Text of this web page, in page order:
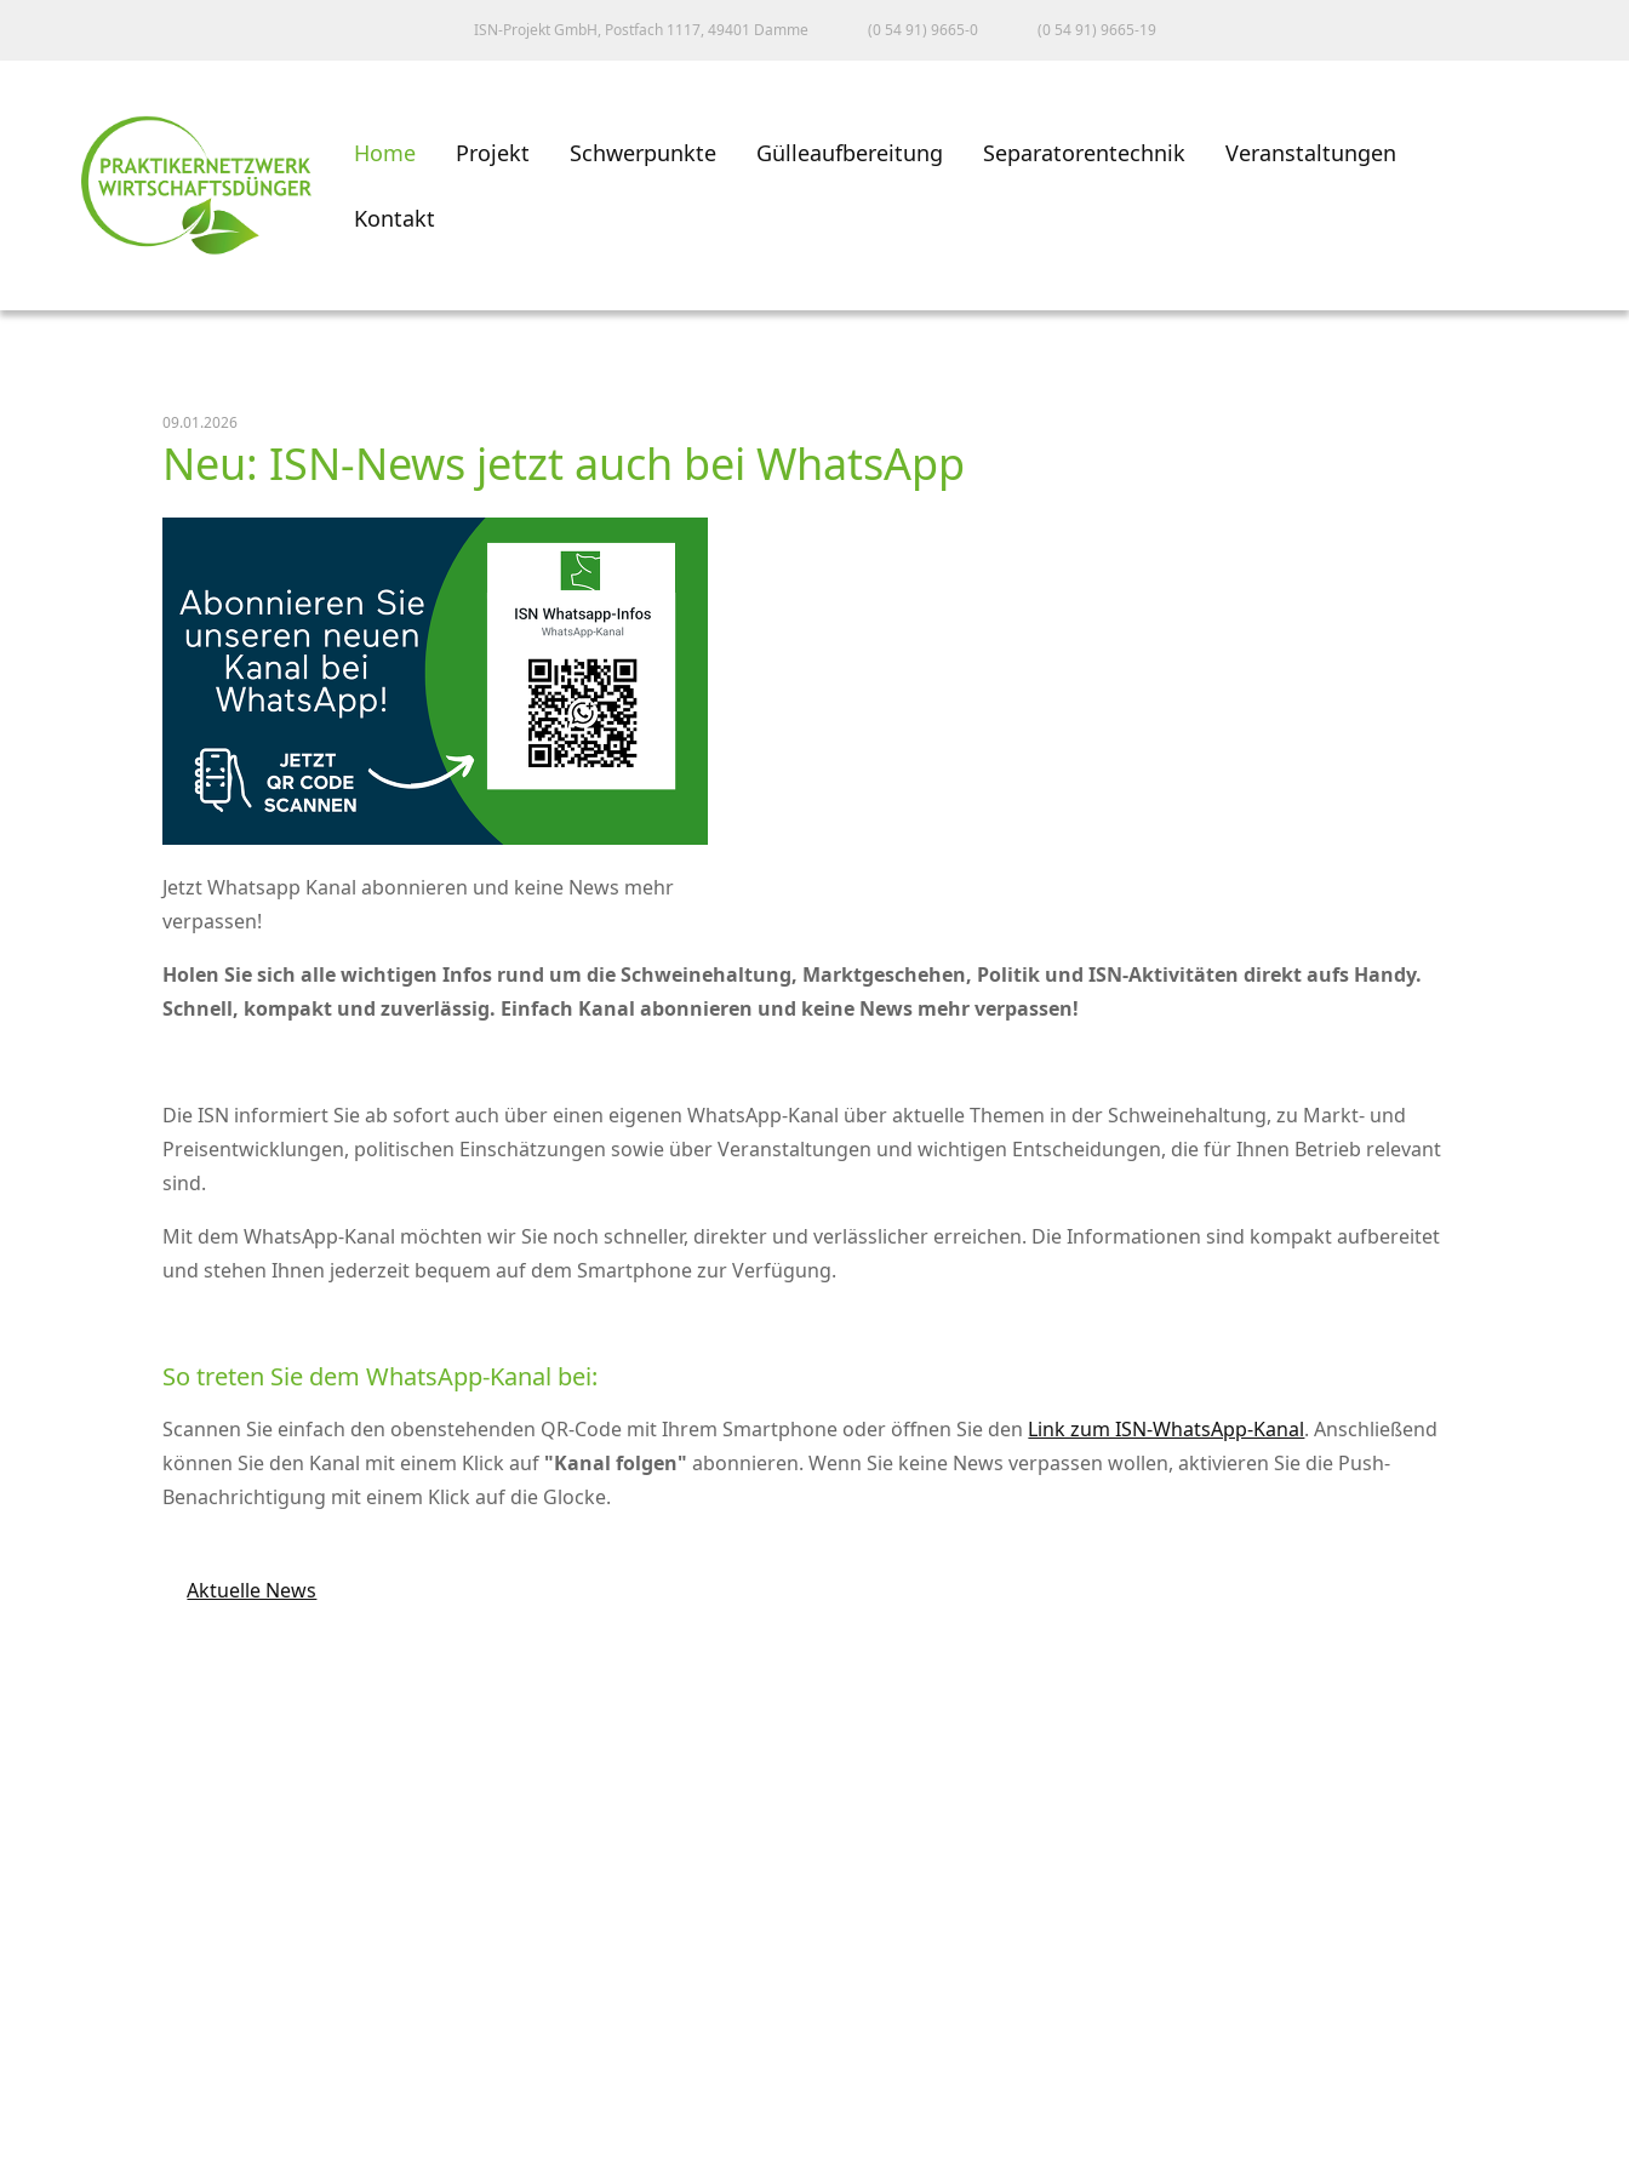
ISN-Projekt GmbH, Postfach 1117, 49401 Damme (0 54 91) 9665-0 (0 54 91) 9665-19
Home Projekt Schwerpunkte Gülleaufbereitung Separatorentechnik Veranstaltungen
Kontakt
09.01.2026
Neu: ISN-News jetzt auch bei WhatsApp
Jetzt Whatsapp Kanal abonnieren und keine News mehr
verpassen!
Holen Sie sich alle wichtigen Infos rund um die Schweinehaltung, Marktgeschehen, Politik und ISN‑Aktivitäten direkt aufs Handy.
Schnell, kompakt und zuverlässig. Einfach Kanal abonnieren und keine News mehr verpassen!
Die ISN informiert Sie ab sofort auch über einen eigenen WhatsApp‑Kanal über aktuelle Themen in der Schweinehaltung, zu Markt- und
Preisentwicklungen, politischen Einschätzungen sowie über Veranstaltungen und wichtigen Entscheidungen, die für Ihnen Betrieb relevant
sind.
Mit dem WhatsApp‑Kanal möchten wir Sie noch schneller, direkter und verlässlicher erreichen. Die Informationen sind kompakt aufbereitet
und stehen Ihnen jederzeit bequem auf dem Smartphone zur Verfügung.
So treten Sie dem WhatsApp‑Kanal bei:
Scannen Sie einfach den obenstehenden QR‑Code mit Ihrem Smartphone oder öffnen Sie den Link zum ISN-WhatsApp-Kanal. Anschließend
können Sie den Kanal mit einem Klick auf Kanal folgen abonnieren. Wenn Sie keine News verpassen wollen, aktivieren Sie die Push-
Benachrichtigung mit einem Klick auf die Glocke.
Aktuelle News